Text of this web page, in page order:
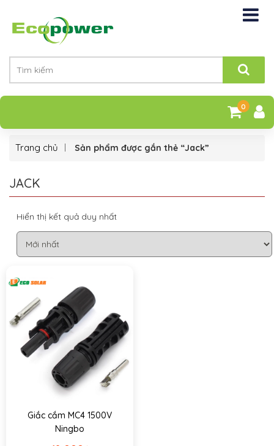
0
Trang chủ Sản phẩm được gắn thẻ “Jack”
JACK
Hiển thị kết quả duy nhất
Giắc cắm MC4 1500V
Ningbo